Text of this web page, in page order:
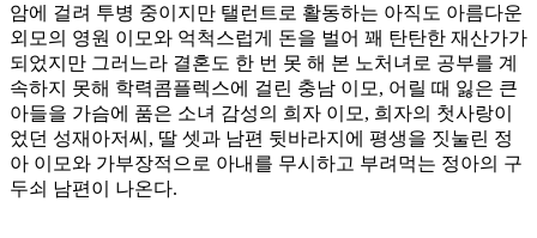
암에 걸려 투병 중이지만 탤런트로 활동하는 아직도 아름다운
외모의 영원 이모와 억척스럽게 돈을 벌어 꽤 탄탄한 재산가가
되었지만 그러느라 결혼도 한 번 못 해 본 노처녀로 공부를 계
속하지 못해 학력콤플렉스에 걸린 충남 이모, 어릴 때 잃은 큰
아들을 가슴에 품은 소녀 감성의 희자 이모, 희자의 첫사랑이
었던 성재아저씨, 딸 셋과 남편 뒷바라지에 평생을 짓눌린 정
아 이모와 가부장적으로 아내를 무시하고 부려먹는 정아의 구
두쇠 남편이 나온다.